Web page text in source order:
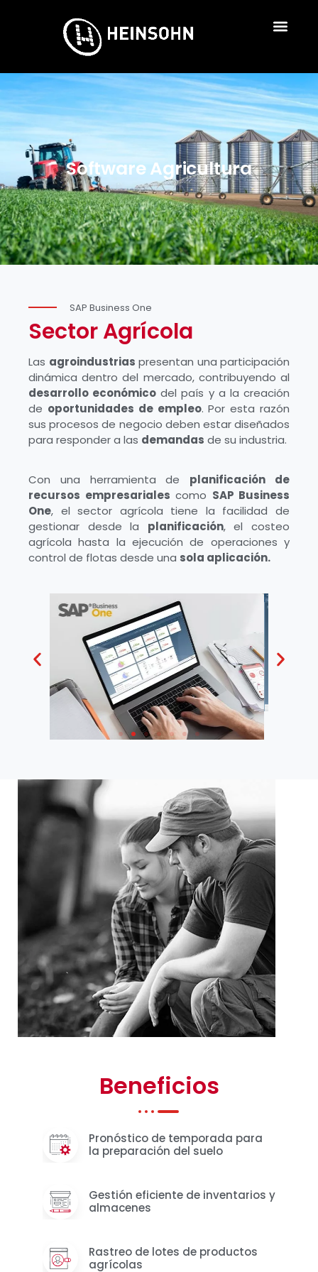
Software Agricultura
SAP Business One
Sector Agrícola
Las agroindustrias presentan una participación
dinámica dentro del mercado, contribuyendo al
desarrollo económico del país y a la creación
de oportunidades de empleo. Por esta razón
sus procesos de negocio deben estar diseñados
para responder a las demandas de su industria.
Con una herramienta de planificación de
recursos empresariales como SAP Business
One, el sector agrícola tiene la facilidad de
gestionar desde la planificación, el costeo
agrícola hasta la ejecución de operaciones y
control de flotas desde una sola aplicación.
Beneficios
Pronóstico de temporada para
la preparación del suelo
Gestión eficiente de inventarios y
almacenes
Rastreo de lotes de productos
agrícolas